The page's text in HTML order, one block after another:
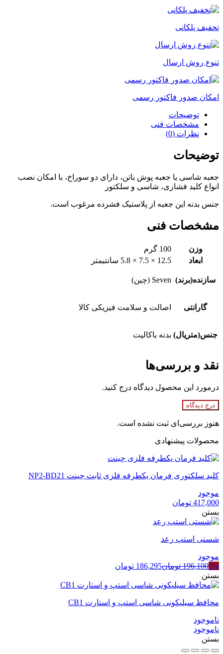
تخفیف پلکانی
تنوع روش ارسال
امکان صدور فاکتور رسمی
توضیحات
مشخصات فنی
نظرات (0)
توضیحات
جعبه شاسی یا جعبه پوش باتن، دارای دو سوراخ، با امکان نصب
انواع کلید فشاری، شاسی و سلکتور
جنس بدنه این جعبه از پلاستیک فشرده مرغوب است.
مشخصات فنی
وزن
100 گرم
ابعاد
12.5 × 7.5 × 5.8 سانتیمتر
سازنده(برند) Seven (چین)
گارانتی اصالت و سلامت فیزیکی کالا
جنس(متریال) بدنه باکالیت
نقد و بررسی‌ها
درمورد این محصول دیدگاه درج کنید.
درج دیدگاه
هنوز بررسی‌ای ثبت نشده است.
محصولات پیشنهادی
کلید سلکتوری فرمان یکطرفه فلزی ثابت چینت NP2-BD21
موجود
417,000 تومان
بستن
شستی استپ رعد
موجود
5%
196,100 تومان186,295 تومان
بستن
محافظ سیلیکونی شاسی استپ و استارت CB1
ناموجود
ناموجود
بستن